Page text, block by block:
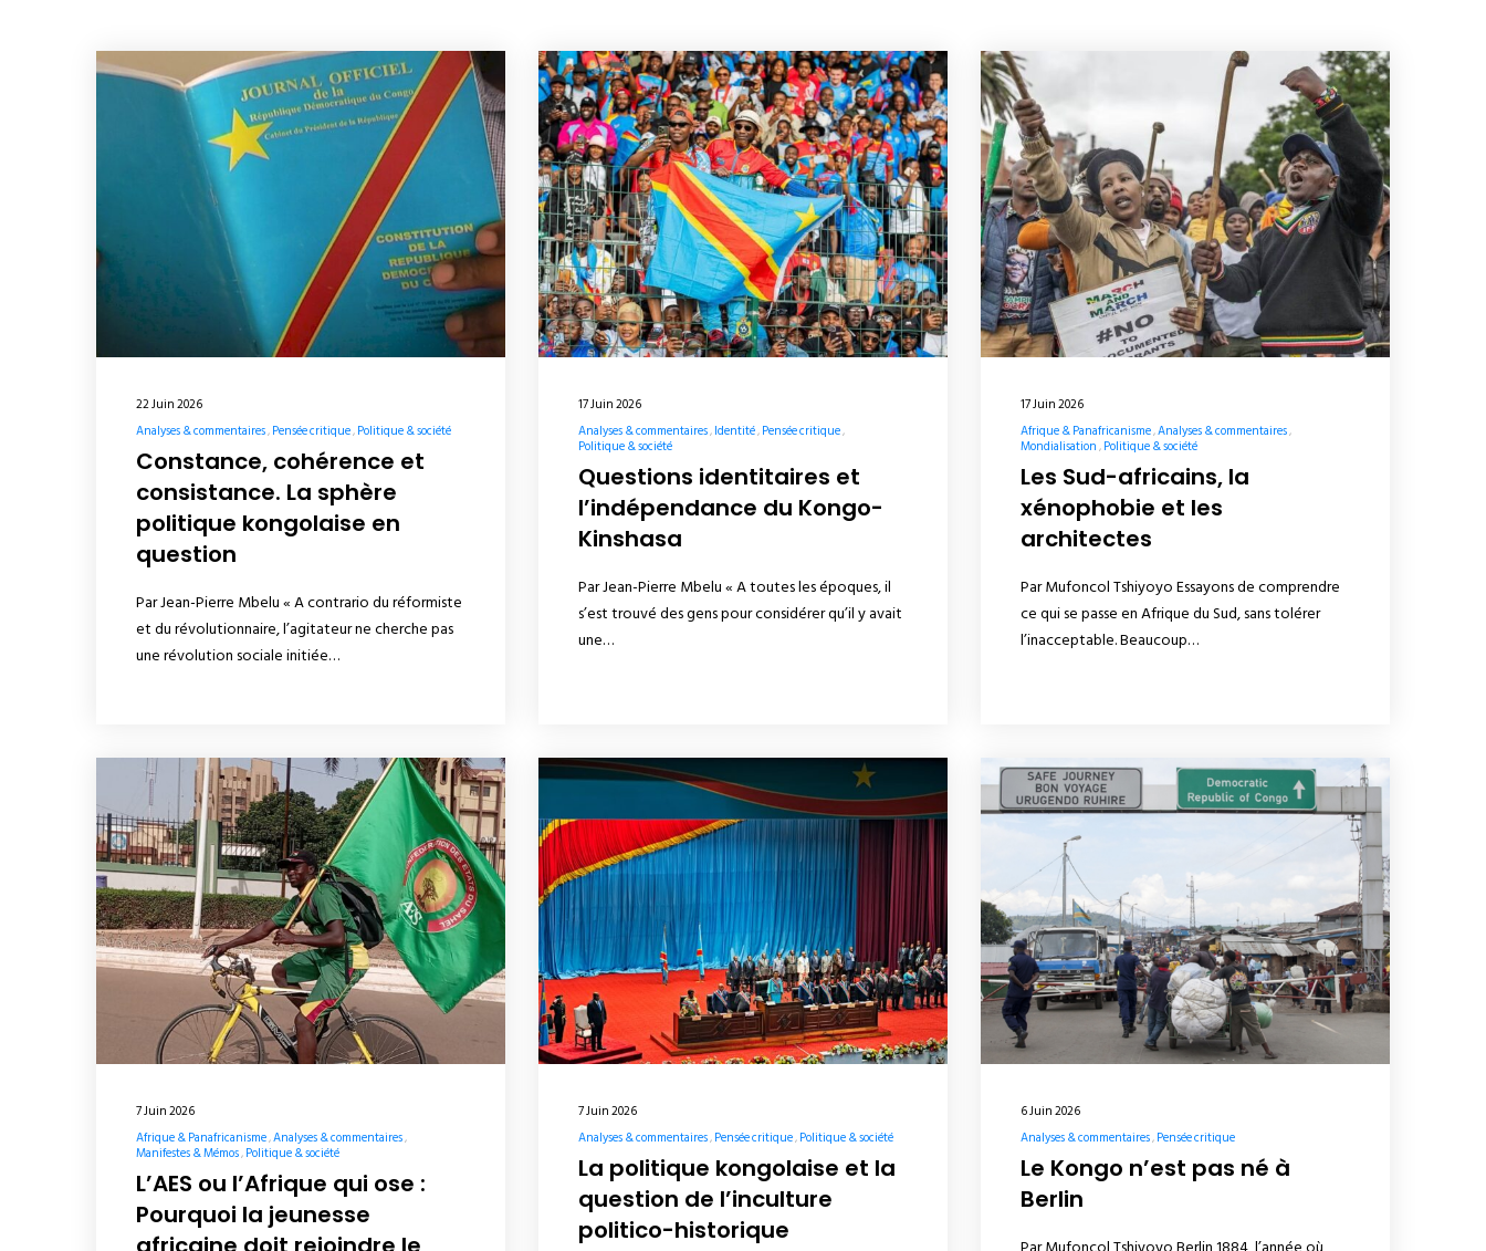
22 Juin 2026
Analyses & commentaires Pensée critique Politique & société
Constance, cohérence et
consistance. La sphère
politique kongolaise en
question
Par Jean-Pierre Mbelu « A contrario du réformiste
et du révolutionnaire, l’agitateur ne cherche pas
une révolution sociale initiée…
17 Juin 2026
Analyses & commentaires Identité Pensée critique
Politique & société
Questions identitaires et
l’indépendance du Kongo-
Kinshasa
Par Jean-Pierre Mbelu « A toutes les époques, il
s’est trouvé des gens pour considérer qu’il y avait
une…
17 Juin 2026
Afrique & Panafricanisme Analyses & commentaires
Mondialisation Politique & société
Les Sud-africains, la
xénophobie et les
architectes
Par Mufoncol Tshiyoyo Essayons de comprendre
ce qui se passe en Afrique du Sud, sans tolérer
l’inacceptable. Beaucoup…
7 Juin 2026
Afrique & Panafricanisme Analyses & commentaires
Manifestes & Mémos Politique & société
L’AES ou l’Afrique qui ose :
Pourquoi la jeunesse
7 Juin 2026
Analyses & commentaires Pensée critique Politique & société
La politique kongolaise et la
question de l’inculture
politico-historique
6 Juin 2026
Analyses & commentaires Pensée critique
Le Kongo n’est pas né à
Berlin